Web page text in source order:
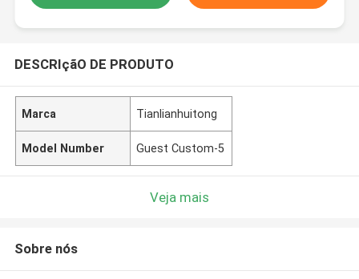
DESCRIçãO DE PRODUTO
Marca Tianlianhuitong
Model Number Guest Custom-5
Veja mais
Sobre nós